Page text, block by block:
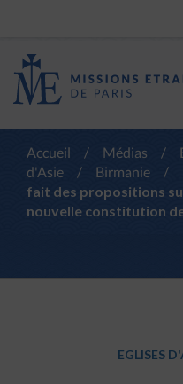
Accueil / Médias /
d'Asie
/ Birmanie /
fait des propositions
nouvelle constitution
EGLISES